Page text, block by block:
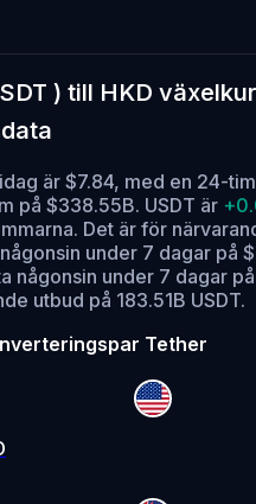
) till HKD
är $7.84, med en 24-
på $338.55B. USDT är
Det är för
under 7 dagar på
någonsin under 7 dagar
utbud på 183.51B USDT.
Tether